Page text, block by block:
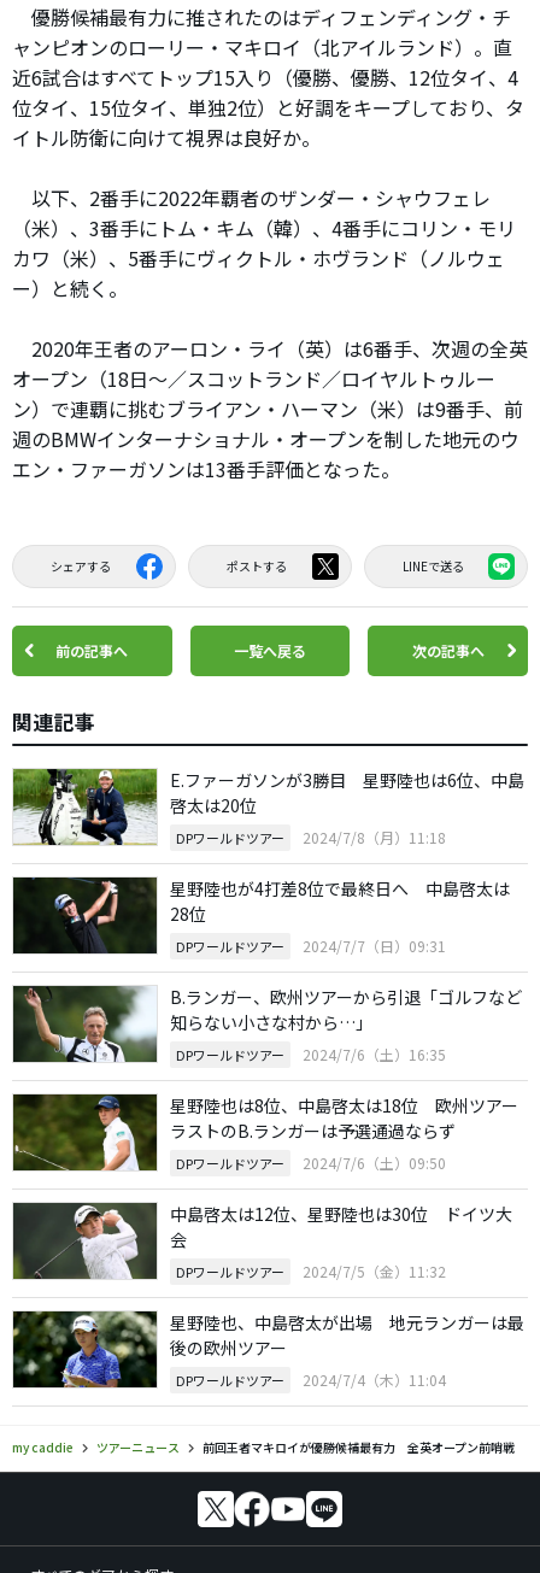
優勝候補最有力に推されたのはディフェンディング・チ
ャンピオンのローリー・マキロイ（北アイルランド）。直
近6試合はすべてトップ15入り（優勝、優勝、12位タイ、4
位タイ、15位タイ、単独2位）と好調をキープしており、タ
イトル防衛に向けて視界は良好か。
以下、2番手に2022年覇者のザンダー・シャウフェレ
（米）、3番手にトム・キム（韓）、4番手にコリン・モリ
カワ（米）、5番手にヴィクトル・ホヴランド（ノルウェ
ー）と続く。
2020年王者のアーロン・ライ（英）は6番手、次週の全英
オープン（18日～／スコットランド／ロイヤルトゥルー
ン）で連覇に挑むブライアン・ハーマン（米）は9番手、前
週のBMWインターナショナル・オープンを制した地元のウ
エン・ファーガソンは13番手評価となった。
シェアする ポストする LINEで送る
前の記事へ 一覧へ戻る 次の記事へ
関連記事
E.ファーガソンが3勝目 星野陸也は6位、中島
啓太は20位
DPワールドツアー 2024/7/8（月）11:18
星野陸也が4打差8位で最終日へ 中島啓太は
28位
DPワールドツアー 2024/7/7（日）09:31
B.ランガー、欧州ツアーから引退「ゴルフなど
知らない小さな村から…」
DPワールドツアー 2024/7/6（土）16:35
星野陸也は8位、中島啓太は18位 欧州ツアー
ラストのB.ランガーは予選通過ならず
DPワールドツアー 2024/7/6（土）09:50
中島啓太は12位、星野陸也は30位 ドイツ大
会
DPワールドツアー 2024/7/5（金）11:32
星野陸也、中島啓太が出場 地元ランガーは最
後の欧州ツアー
DPワールドツアー 2024/7/4（木）11:04
my caddie ツアーニュース 前回王者マキロイが優勝候補最有力 全英オープン前哨戦